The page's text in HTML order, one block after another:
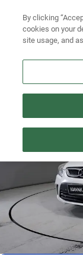
Busca por año
Busca por año
By clicking
cookies on your
site usage, and